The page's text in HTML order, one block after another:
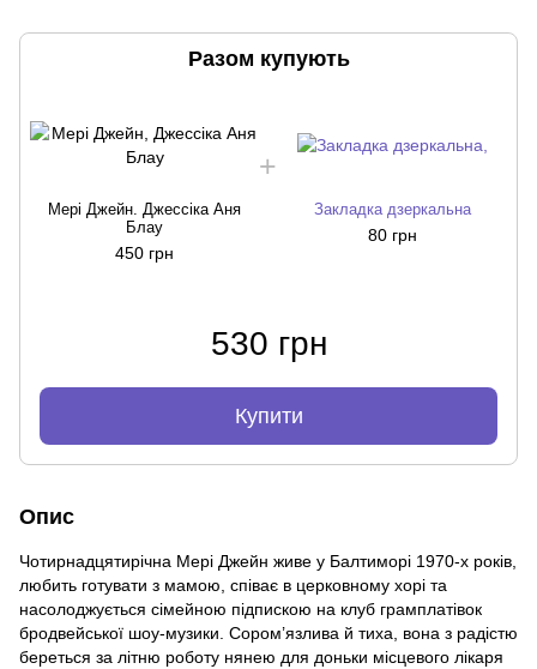
Разом купують
Мері Джейн. Джессіка Аня
Блау
450 грн
Закладка дзеркальна
80 грн
530 грн
Купити
Опис
Чотирнадцятирічна Мері Джейн живе у Балтиморі 1970‐х років,
любить готувати з мамою, співає в церковному хорі та
насолоджується сімейною підпискою на клуб грамплатівок
бродвейської шоу-музики. Сором’язлива й тиха, вона з радістю
береться за літню роботу нянею для доньки місцевого лікаря